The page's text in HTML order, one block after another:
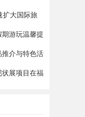
扩大国际旅
游玩温馨提
介与特色活
状展项目在福